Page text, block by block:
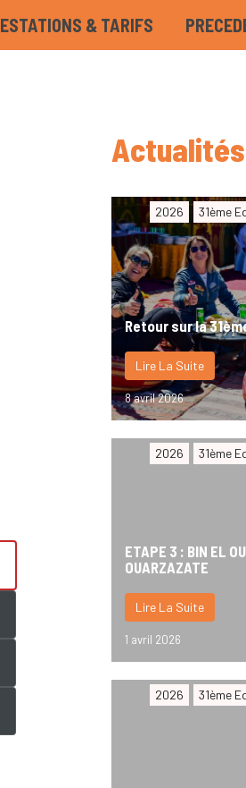
& TARIFS
Actualités
2026 31ème
Retour sur la
Lire La Suite
8 avril 2026
2026 31ème
ETAPE 3 : BIN EL
OUARZAZATE
Lire La Suite
1 avril 2026
2026 31ème